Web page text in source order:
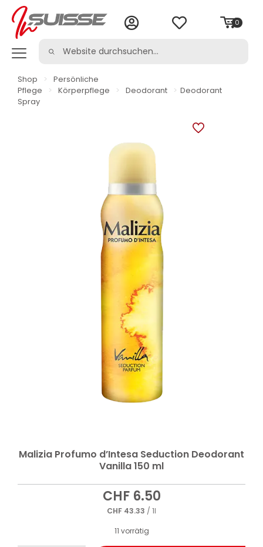
0
Shop >
Persönliche
Pflege
> Körperpflege > Deodorant > Deodorant
Spray
Malizia Profumo d’Intesa Seduction Deodorant
Vanilla 150 ml
CHF6.50
CHF 43.33 / 1l
11 vorrätig